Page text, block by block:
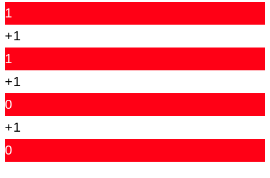
1
+1
1
+1
0
+1
0